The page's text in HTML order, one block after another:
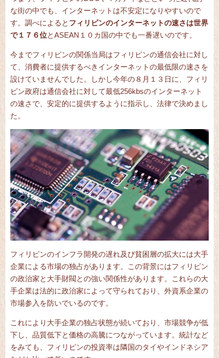
な街の中でも、インターネットは不安定になりやすいので
す。調べによると フィリピンのインターネットの速さは世界
で１７６位とASEAN１０カ国の中でも一番遅いのです。
今までフィリピンの関係当局はフィリピンの通信会社に対し
て、消費者に提供するべきインターネットの最低限の速さを
設けていませんでした。しかし今年の８月１３日に、フィリ
ピン政府は通信会社に対して最低256kbsのインターネット
の速さで、安定的に提供するように指示し、法律で決めまし
た。
フィリピンのインフラ開発の遅れ及び貧困層の拡大には大手
企業による市場の独占があります。この背景にはフィリピン
の政治家と大手財閥との強い関係性があります。これらの大
手企業は法的に政治家によって守られており、外資系企業の
市場参入を防いでいるのです。
これにより大手企業の独占状態が続いており、市場競争が低
下し、品質低下と価格の高騰につながっています。統計など
をみても、フィリピンの投資率は隣国のタイやインドネシア